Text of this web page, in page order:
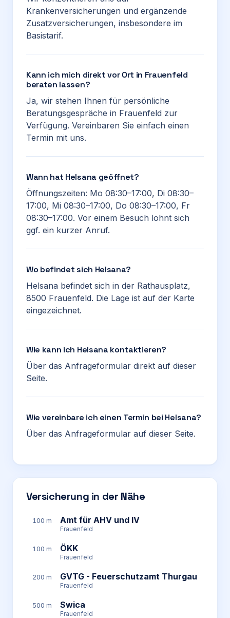
Krankenversicherungen und ergänzende
Zusatzversicherungen, insbesondere im
Basistarif.
Kann ich mich direkt vor Ort in Frauenfeld
beraten lassen?
Ja, wir stehen Ihnen für persönliche
Beratungsgespräche in Frauenfeld zur
Verfügung. Vereinbaren Sie einfach einen
Termin mit uns.
Wann hat Helsana geöffnet?
Öffnungszeiten: Mo 08:30–17:00, Di 08:30–
17:00, Mi 08:30–17:00, Do 08:30–17:00, Fr
08:30–17:00. Vor einem Besuch lohnt sich
ggf. ein kurzer Anruf.
Wo befindet sich Helsana?
Helsana befindet sich in der Rathausplatz,
8500 Frauenfeld. Die Lage ist auf der Karte
eingezeichnet.
Wie kann ich Helsana kontaktieren?
Über das Anfrageformular direkt auf dieser
Seite.
Wie vereinbare ich einen Termin bei Helsana?
Über das Anfrageformular auf dieser Seite.
Versicherung in der Nähe
100 m Amt für AHV und IV
Frauenfeld
100 m ÖKK
Frauenfeld
200 m GVTG - Feuerschutzamt Thurgau
Frauenfeld
500 m Swica
Frauenfeld